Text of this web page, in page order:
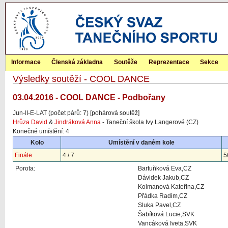
Informace Členská základna Soutěže Reprezentace Sekce
Výsledky soutěží - COOL DANCE
03.04.2016 - COOL DANCE - Podbořany
Jun-II-E-LAT (počet párů: 7) [pohárová soutěž]
Hrůza David & Jindráková Anna - Taneční škola Ivy Langerové (CZ)
Konečné umístění: 4
Kolo
Umístění v daném kole
Finále
4 / 7
Porota:
Bartuňková Eva,CZ
Dávidek Jakub,CZ
Kolmanová Kateřina,CZ
Přádka Radim,CZ
Sluka Pavel,CZ
Šabíková Lucie,SVK
Vancáková Iveta,SVK